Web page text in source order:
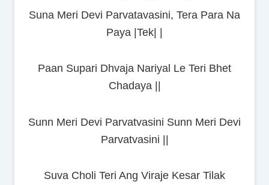
Suna Meri Devi Parvatavasini, Tera Para Na
Paya |Tek| |
Paan Supari Dhvaja Nariyal Le Teri Bhet
Chadaya ||
Sunn Meri Devi Parvatvasini Sunn Meri Devi
Parvatvasini ||
Suva Choli Teri Ang Viraje Kesar Tilak